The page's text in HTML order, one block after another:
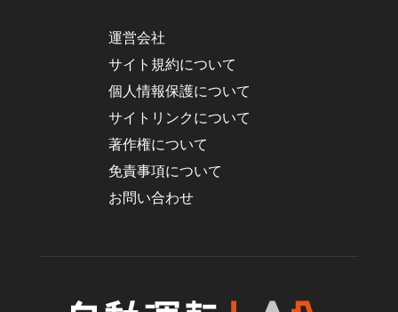
運営会社
サイト規約について
個人情報保護について
サイトリンクについて
著作権について
免責事項について
お問い合わせ